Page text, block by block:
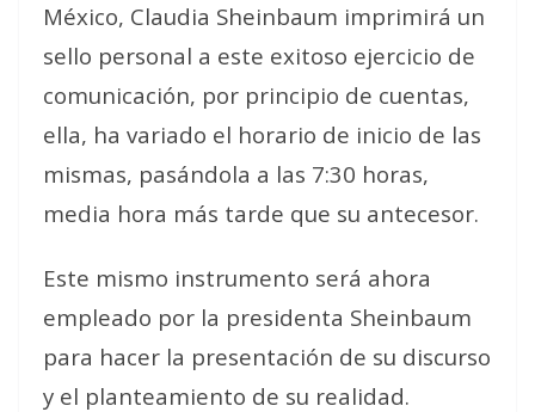
México, Claudia Sheinbaum imprimirá un
sello personal a este exitoso ejercicio de
comunicación, por principio de cuentas,
ella, ha variado el horario de inicio de las
mismas, pasándola a las 7:30 horas,
media hora más tarde que su antecesor.
Este mismo instrumento será ahora
empleado por la presidenta Sheinbaum
para hacer la presentación de su discurso
y el planteamiento de su realidad.